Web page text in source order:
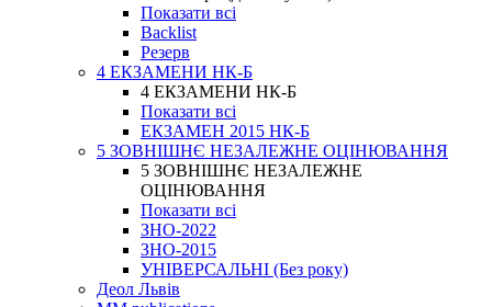
Показати всі
Backlist
Резерв
4 ЕКЗАМЕНИ НК-Б
4 ЕКЗАМЕНИ НК-Б
Показати всі
ЕКЗАМЕН 2015 НК-Б
5 ЗОВНІШНЄ НЕЗАЛЕЖНЕ ОЦІНЮВАННЯ
5 ЗОВНІШНЄ НЕЗАЛЕЖНЕ
ОЦІНЮВАННЯ
Показати всі
ЗНО-2022
ЗНО-2015
УНІВЕРСАЛЬНІ (Без року)
Деол Львів